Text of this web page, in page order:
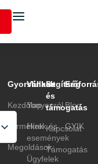
Gyorslinkek
Kezdőlap
Termékek
Megoldások
Vállalat
Yonyouról
Hírek és
események
Ügyfelek
Segítség
és
támogatás
Kapcsolat
Támogatás
Blog
GYIK